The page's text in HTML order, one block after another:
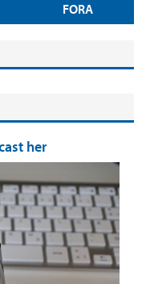
FORA
her